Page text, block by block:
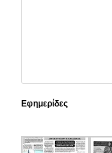
Εφημερίδες